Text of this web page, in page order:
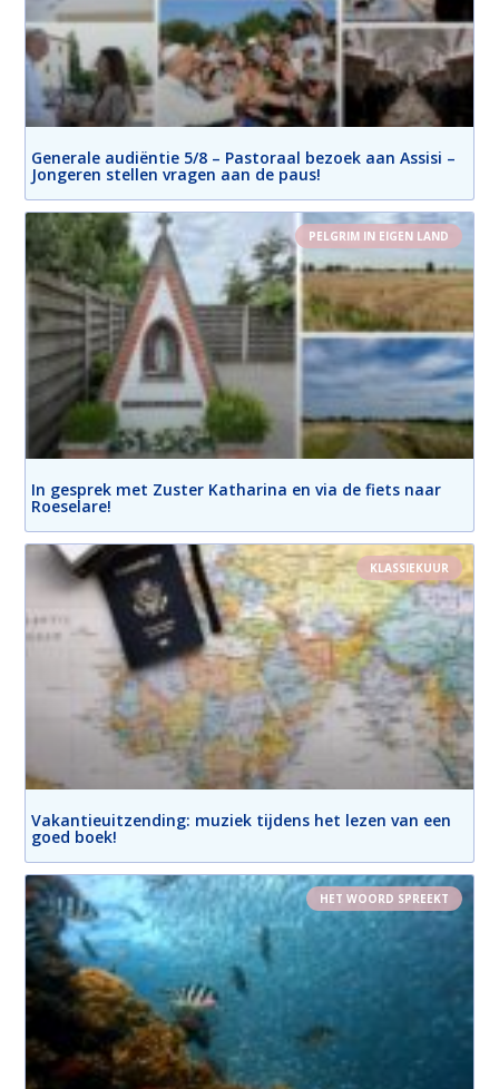
Generale audiëntie 5/8 – Pastoraal bezoek aan Assisi –
Jongeren stellen vragen aan de paus!
PELGRIM IN EIGEN LAND
In gesprek met Zuster Katharina en via de fiets naar
Roeselare!
KLASSIEKUUR
Vakantieuitzending: muziek tijdens het lezen van een
goed boek!
HET WOORD SPREEKT